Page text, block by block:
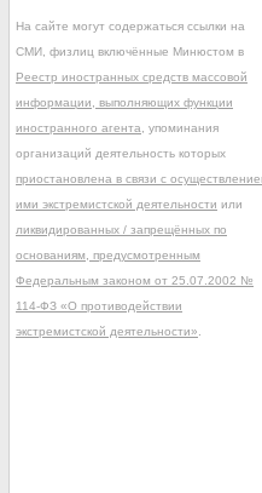
На сайте могут содержаться ссылки на
СМИ, физлиц включённые Минюстом в
Реестр иностранных средств массовой
информации, выполняющих функции
иностранного агента , упоминания
организаций деятельность которых
приостановлена в связи с
ими экстремистской деятельности или
ликвидированных / запрещённых по
основаниям, предусмотренным
Федеральным законом от 25.07.2002 №
114-ФЗ «О противодействии
экстремистской деятельности»